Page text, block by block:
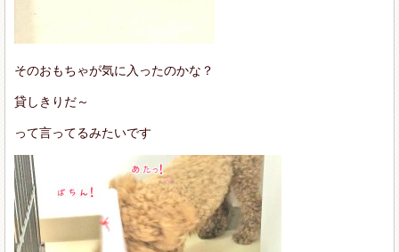
そのおもちゃが気に入ったのかな？
貸しきりだ～
って言ってるみたいです